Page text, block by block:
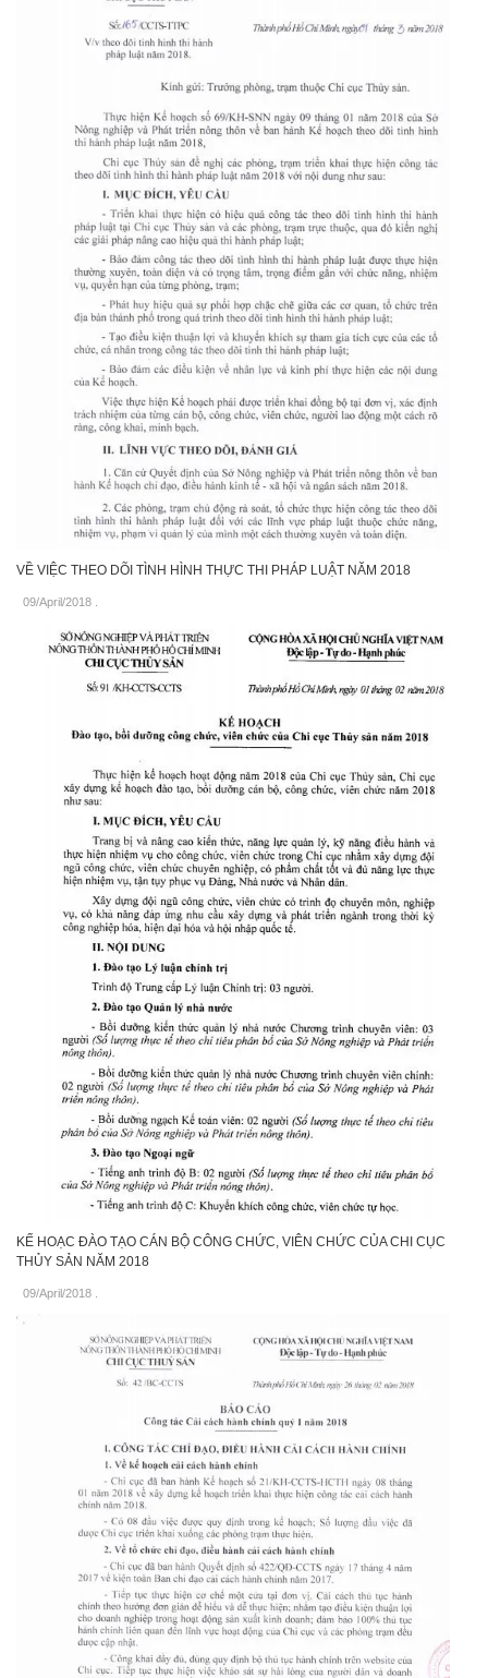
VỀ VIỆC THEO DÕI TÌNH HÌNH THỰC THI PHÁP LUẬT NĂM 2018
09/April/2018 .
KẾ HOẠC ĐÀO TẠO CÁN BỘ CÔNG CHỨC, VIÊN CHỨC CỦA CHI CỤC
THỦY SẢN NĂM 2018
09/April/2018